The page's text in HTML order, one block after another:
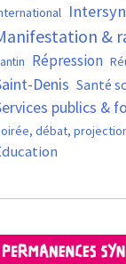
&
Répression
Denis Santé
publics &
débat,